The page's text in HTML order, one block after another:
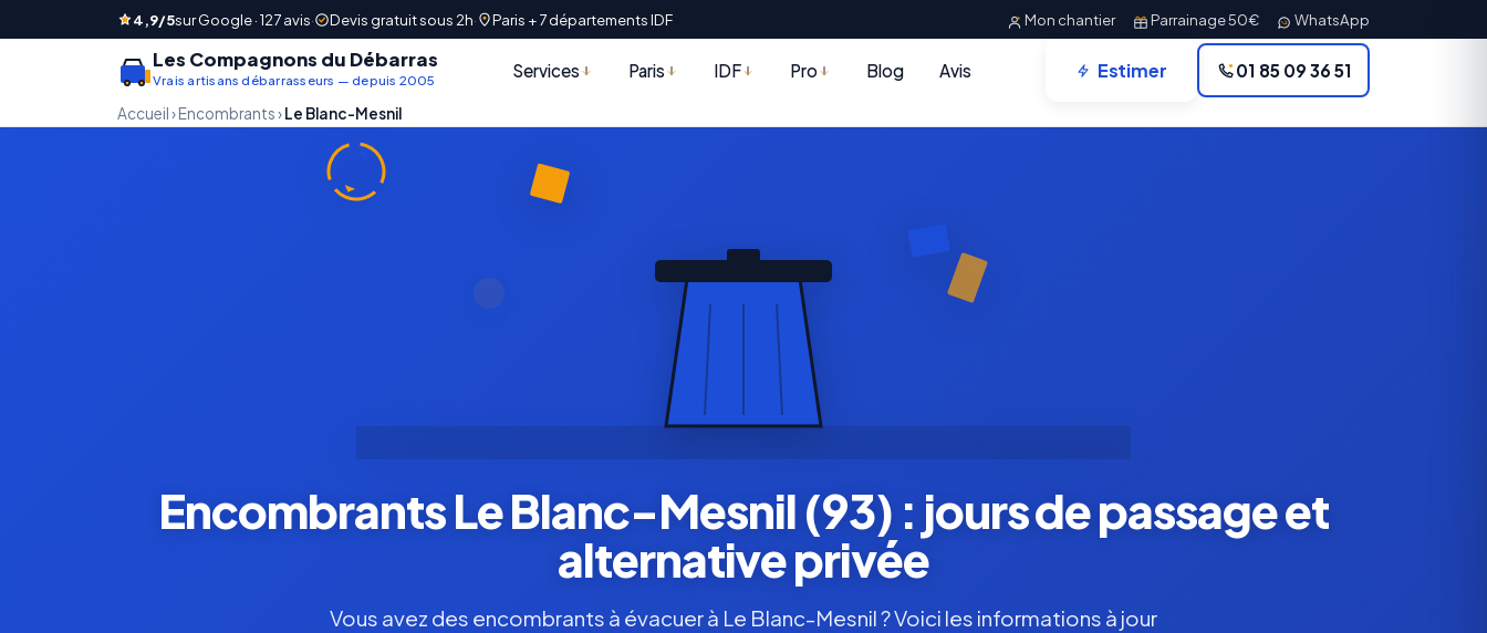
4,9/5sur Google · 127 avis· Devis gratuit sous 2h· Paris + 7 départements IDF Mon chantier Parrainage 50€ WhatsApp
Les Compagnons du Débarras
Vrais artisans débarrasseurs — depuis 2005 Services Paris IDF Pro Blog Avis Estimer 01 85 09 36 51
Accueil›Encombrants›Le Blanc-Mesnil
Encombrants Le Blanc-Mesnil (93) : jours de passage et
alternative privée
Vous avez des encombrants à évacuer à Le Blanc-Mesnil ? Voici les informations à jour